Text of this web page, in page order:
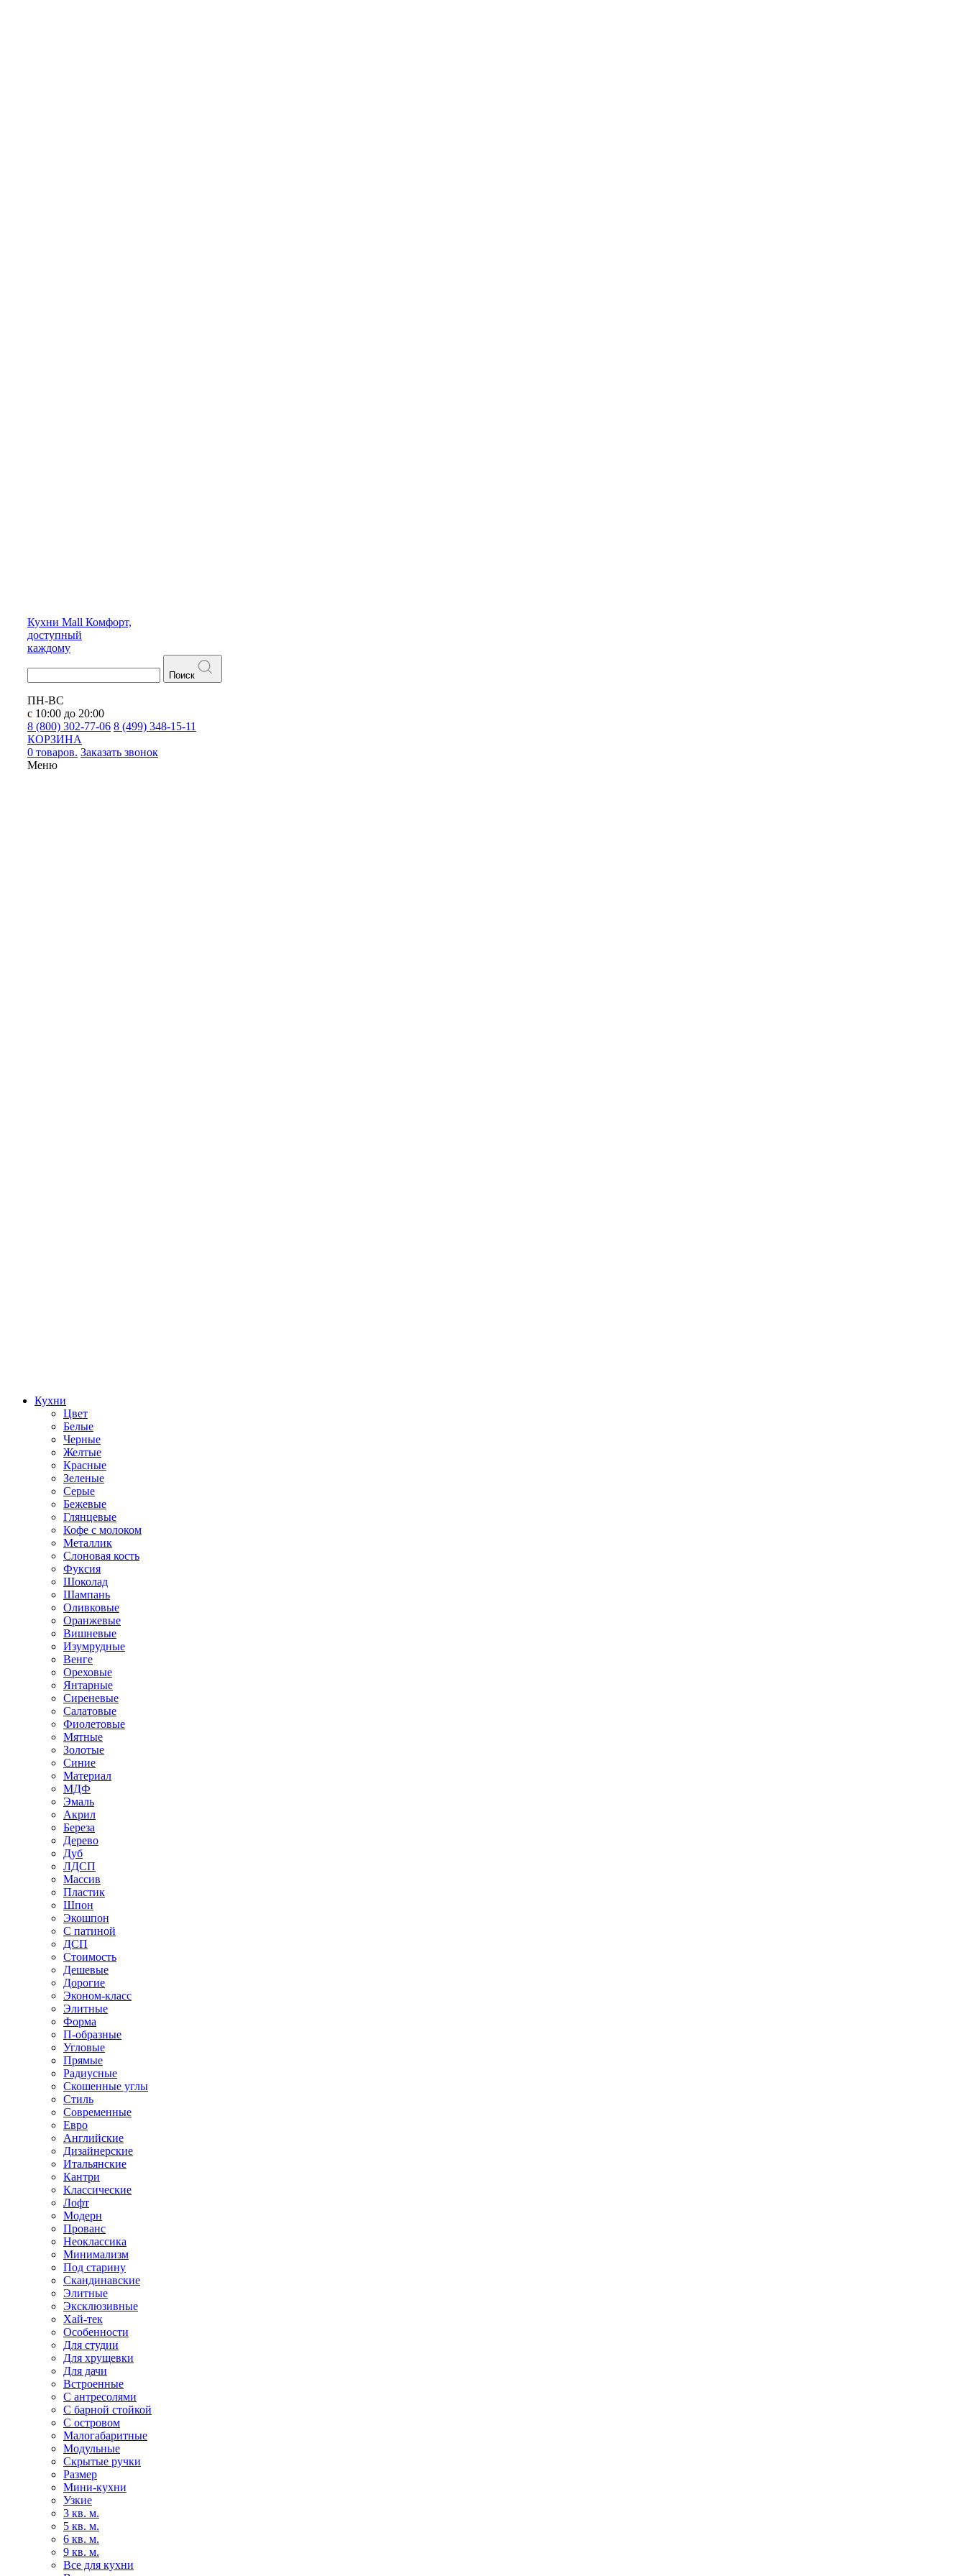
Кухни Mall Комфорт,
доступный
каждому
Поиск
ПН-ВС
с 10:00 до 20:00
8 (800) 302-77-06 8 (499) 348-15-11
КОРЗИНА
0 товаров. Заказать звонок
Меню
Кухни
Цвет
Белые
Черные
Желтые
Красные
Зеленые
Серые
Бежевые
Глянцевые
Кофе с молоком
Металлик
Слоновая кость
Фуксия
Шоколад
Шампань
Оливковые
Оранжевые
Вишневые
Изумрудные
Венге
Ореховые
Янтарные
Сиреневые
Салатовые
Фиолетовые
Мятные
Золотые
Синие
Материал
МДФ
Эмаль
Акрил
Береза
Дерево
Дуб
ЛДСП
Массив
Пластик
Шпон
Экошпон
С патиной
ДСП
Стоимость
Дешевые
Дорогие
Эконом-класс
Элитные
Форма
П-образные
Угловые
Прямые
Радиусные
Скошенные углы
Стиль
Современные
Евро
Английские
Дизайнерские
Итальянские
Кантри
Классические
Лофт
Модерн
Прованс
Неоклассика
Минимализм
Под старину
Скандинавские
Элитные
Эксклюзивные
Хай-тек
Особенности
Для студии
Для хрущевки
Для дачи
Встроенные
С антресолями
С барной стойкой
С островом
Малогабаритные
Модульные
Скрытые ручки
Размер
Мини-кухни
Узкие
3 кв. м.
5 кв. м.
6 кв. м.
9 кв. м.
Все для кухни